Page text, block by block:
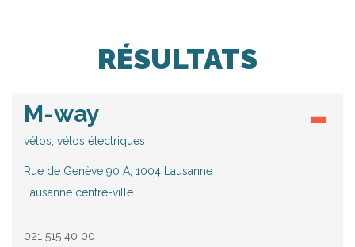
RÉSULTATS
M-way
vélos, vélos électriques
Rue de Genève 90 A, 1004 Lausanne
Lausanne centre-ville
021 515 40 00